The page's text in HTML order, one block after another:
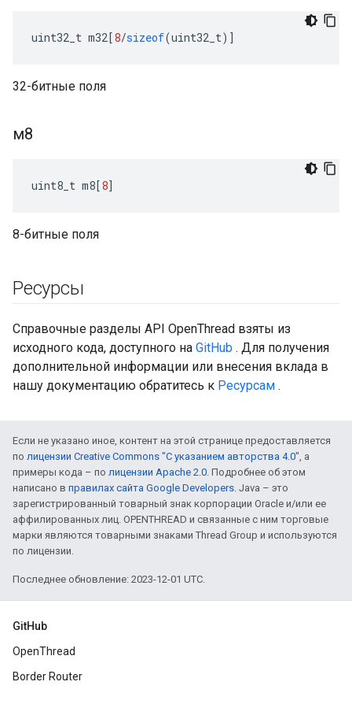
uint32_t m32[8/sizeof(uint32_t)]
32-битные поля
м8
uint8_t m8[8]
8-битные поля
Ресурсы
Справочные разделы API OpenThread взяты из
исходного кода, доступного на GitHub . Для получения
дополнительной информации или внесения вклада в
нашу документацию обратитесь к Ресурсам .
Если не указано иное, контент на этой странице предоставляется
по лицензии Creative Commons "С указанием авторства 4.0", а
примеры кода – по лицензии Apache 2.0. Подробнее об этом
написано в правилах сайта Google Developers. Java – это
зарегистрированный товарный знак корпорации Oracle и/или ее
аффилированных лиц. OPENTHREAD и связанные с ним торговые
марки являются товарными знаками Thread Group и используются
по лицензии.
Последнее обновление: 2023-12-01 UTC.
GitHub
OpenThread
Border Router